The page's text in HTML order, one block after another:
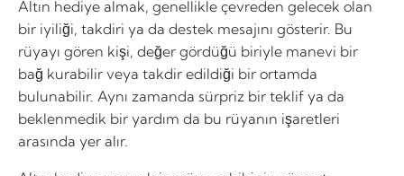
Altın hediye almak, genellikle çevreden gelecek olan
bir iyiliği, takdiri ya da destek mesajını gösterir. Bu
rüyayı gören kişi, değer gördüğü biriyle manevi bir
bağ kurabilir veya takdir edildiği bir ortamda
bulunabilir. Aynı zamanda sürpriz bir teklif ya da
beklenmedik bir yardım da bu rüyanın işaretleri
arasında yer alır.